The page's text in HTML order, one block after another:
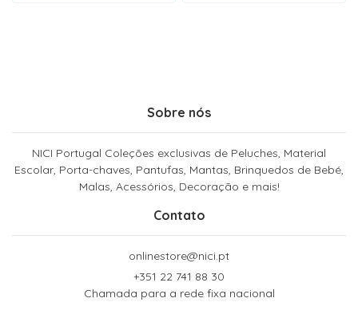
Sobre nós
NICI Portugal Coleções exclusivas de Peluches, Material
Escolar, Porta-chaves, Pantufas, Mantas, Brinquedos de Bebé,
Malas, Acessórios, Decoração e mais!
Contato
onlinestore@nici.pt
+351 22 741 88 30
Chamada para a rede fixa nacional